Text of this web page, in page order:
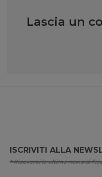
Lascia un
ISCRIVITI ALLA
* Riceverai le ultime news di